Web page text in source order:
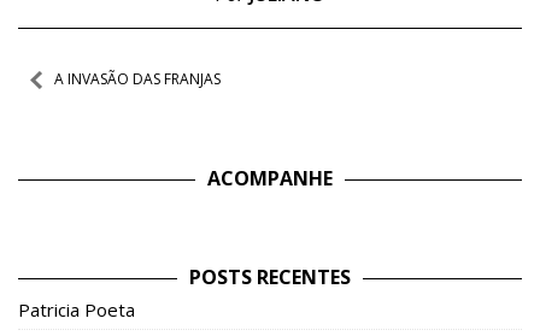
Navegação
A INVASÃO DAS FRANJAS
ACOMPANHE
POSTS RECENTES
Patricia Poeta